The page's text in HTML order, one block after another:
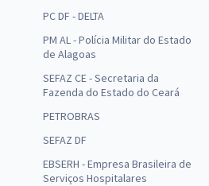
PC DF - DELTA
PM AL - Polícia Militar do Estado
de Alagoas
SEFAZ CE - Secretaria da
Fazenda do Estado do Ceará
PETROBRAS
SEFAZ DF
EBSERH - Empresa Brasileira de
Serviços Hospitalares